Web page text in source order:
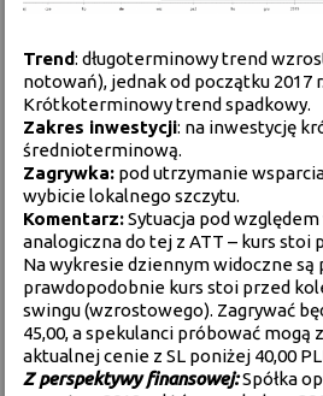
Trend: długoterminowy trend
notowań), jednak od początku 2017
Krótkoterminowy trend spadkowy.
Zakres inwestycji: na inwestycję
średnioterminową.
Zagrywka: pod utrzymanie
wybicie lokalnego szczytu.
Komentarz:Sytuacja pod względem
analogiczna do tej z ATT – kurs stoi
Na wykresie dziennym widoczne
prawdopodobnie kurs stoi przed
swingu (wzrostowego). Zagrywać
45,00, a spekulanci próbować mogą
aktualnej cenie z SL poniżej 40,00
Z perspektywy finansowej:Spółka